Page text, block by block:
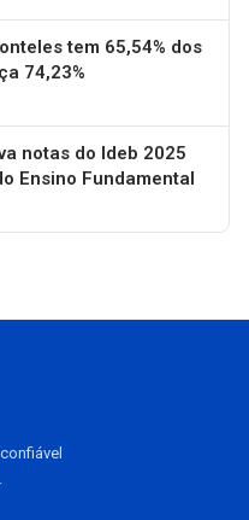
tem 65,54% dos
74,23%
notas do Ideb 2025
Ensino Fundamental